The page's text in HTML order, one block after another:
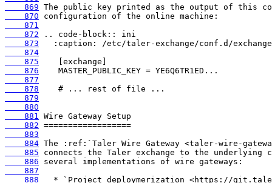
    869
    870
    871
    872
    873
    874
    875
    876
    877
    878
    879
    880
    881
    882
    883
    884
    885
    886
    887
    888